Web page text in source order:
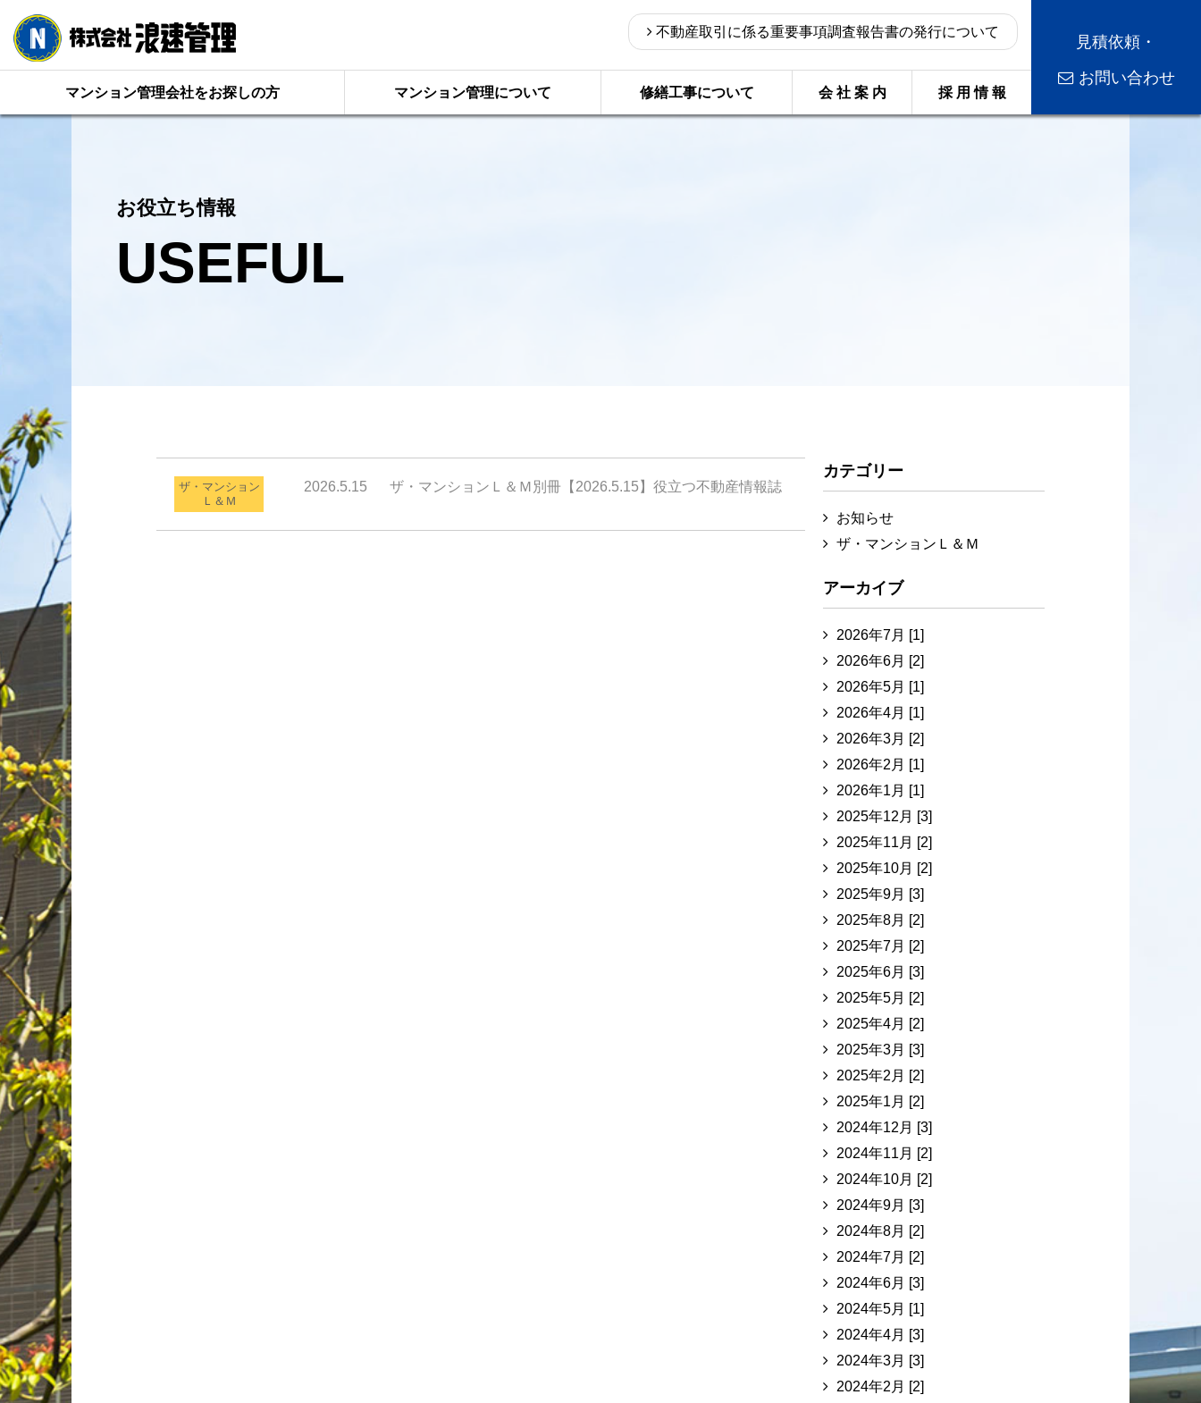
不動産取引に係る重要事項調査報告書の発行について
マンション管理会社をお探しの方 マンション管理について 修繕工事について 会 社 案 内 採 用 情 報
見積依頼・
お問い合わせ
お役立ち情報
USEFUL
ザ・マンション
Ｌ＆Ｍ
2026.5.15 ザ・マンションＬ＆Ｍ別冊【2026.5.15】役立つ不動産情報誌
カテゴリー
お知らせ
ザ・マンションＬ＆Ｍ
アーカイブ
2026年7月 [1]
2026年6月 [2]
2026年5月 [1]
2026年4月 [1]
2026年3月 [2]
2026年2月 [1]
2026年1月 [1]
2025年12月 [3]
2025年11月 [2]
2025年10月 [2]
2025年9月 [3]
2025年8月 [2]
2025年7月 [2]
2025年6月 [3]
2025年5月 [2]
2025年4月 [2]
2025年3月 [3]
2025年2月 [2]
2025年1月 [2]
2024年12月 [3]
2024年11月 [2]
2024年10月 [2]
2024年9月 [3]
2024年8月 [2]
2024年7月 [2]
2024年6月 [3]
2024年5月 [1]
2024年4月 [3]
2024年3月 [3]
2024年2月 [2]